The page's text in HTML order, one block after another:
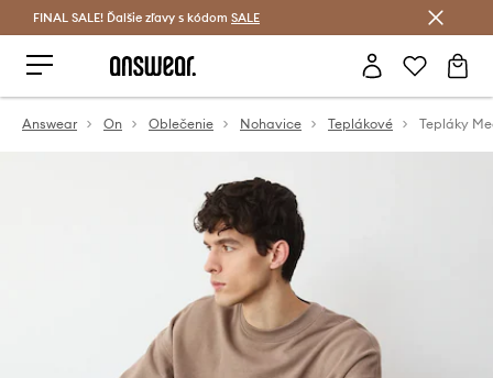
Šetrite s Answear Club >
FINAL SALE! Ďalšie zľavy s kódom SALE
Answear On Oblečenie Nohavice Teplákové Tepláky